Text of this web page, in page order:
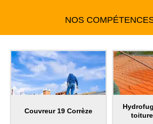
NOS
Couvreur 19 Corrèze